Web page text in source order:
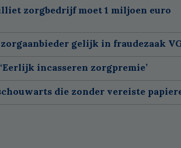
zorgbedrijf moet 1 miljoen euro
gelijk in fraudezaak
incasseren zorgpremie’
die zonder vereiste